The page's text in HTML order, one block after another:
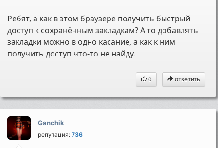
Ребят, а как в этом браузере получить быстрый
доступ к сохранённым закладкам? А то добавлять
закладки можно в одно касание, а как к ним
получить доступ что-то не найду.
0 ответить
Ganchik
репутация:736